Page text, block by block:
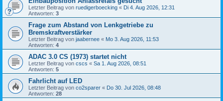
Letzter Beitrag von ruedigerboecking « Di 4. Aug 2026, 12:31
Antworten: 3
Frage zum Abstand von Lenkgetriebe zu
Bremskraftverstärker
Letzter Beitrag von jaabernee « Mo 3. Aug 2026, 11:53
Antworten: 4
ADAC 3.0 CS (1973) startet nicht
Letzter Beitrag von cscs « Sa 1. Aug 2026, 08:51
Antworten: 5
Fahrlicht auf LED
Letzter Beitrag von co2sparer « Do 30. Jul 2026, 08:48
Antworten: 28